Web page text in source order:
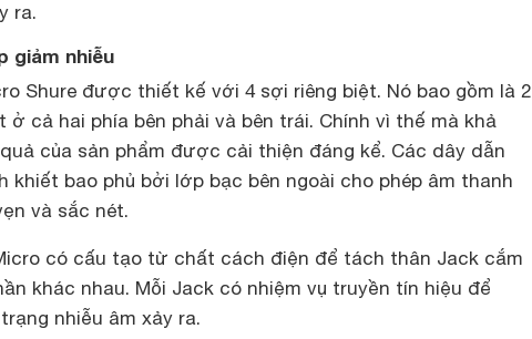
ra.
giảm nhiễu
Shure được thiết kế với 4 sợi riêng biệt. Nó bao gồm là 2
cả hai phía bên phải và bên trái. Chính vì thế mà khả
của sản phẩm được cải thiện đáng kể. Các dây dẫn
bao phủ bởi lớp bạc bên ngoài cho phép âm thanh
và sắc nét.
có cấu tạo từ chất cách điện để tách thân Jack cắm
khác nhau. Mỗi Jack có nhiệm vụ truyền tín hiệu để
nhiễu âm xảy ra.